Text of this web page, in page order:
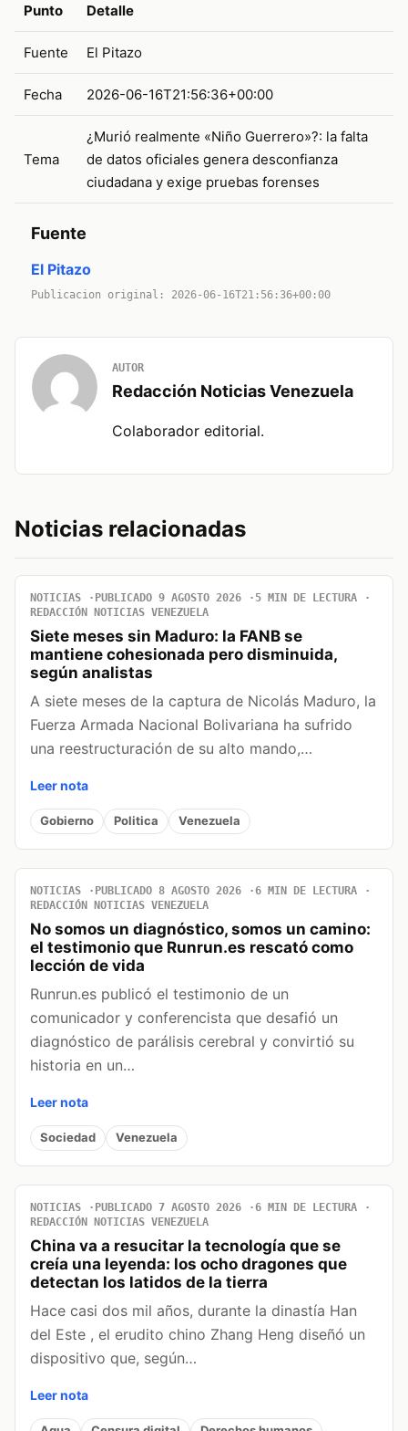
Punto Detalle
Fuente El Pitazo
Fecha 2026-06-16T21:56:36+00:00
Tema
¿Murió realmente «Niño Guerrero»?: la falta
de datos oficiales genera desconfianza
ciudadana y exige pruebas forenses
Fuente
El Pitazo
Publicacion original: 2026-06-16T21:56:36+00:00
AUTOR
Redacción Noticias Venezuela
Colaborador editorial.
Noticias relacionadas
NOTICIAS PUBLICADO 9 AGOSTO 2026
5 MIN DE LECTURA
REDACCIÓN NOTICIAS VENEZUELA
Siete meses sin Maduro: la FANB se
mantiene cohesionada pero disminuida,
según analistas
A siete meses de la captura de Nicolás Maduro, la
Fuerza Armada Nacional Bolivariana ha sufrido
una reestructuración de su alto mando,…
Leer nota
Gobierno Politica Venezuela
NOTICIAS PUBLICADO 8 AGOSTO 2026
6 MIN DE LECTURA
REDACCIÓN NOTICIAS VENEZUELA
No somos un diagnóstico, somos un camino:
el testimonio que Runrun.es rescató como
lección de vida
Runrun.es publicó el testimonio de un
comunicador y conferencista que desafió un
diagnóstico de parálisis cerebral y convirtió su
historia en un…
Leer nota
Sociedad Venezuela
NOTICIAS PUBLICADO 7 AGOSTO 2026
6 MIN DE LECTURA
REDACCIÓN NOTICIAS VENEZUELA
China va a resucitar la tecnología que se
creía una leyenda: los ocho dragones que
detectan los latidos de la tierra
Hace casi dos mil años, durante la dinastía Han
del Este , el erudito chino Zhang Heng diseñó un
dispositivo que, según…
Leer nota